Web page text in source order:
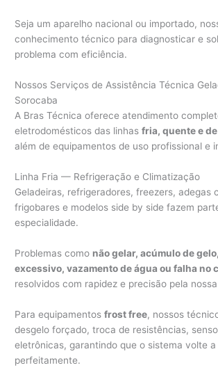
Seja um aparelho nacional ou importado,
conhecimento técnico para diagnosticar e
problema com eficiência.
Nossos Serviços de Assistência Técnica
Sorocaba
A Bras Técnica oferece atendimento
eletrodomésticos das linhasfria, quente e
além de equipamentos de uso profissional e
Linha Fria — Refrigeração e Climatização
Geladeiras, refrigeradores, freezers, adegas
frigobares e modelos side by side fazem
especialidade.
Problemas como não gelar, acúmulo de
excessivo, vazamento de água ou falha no
resolvidos com rapidez e precisão pela
Para equipamentosfrost free, nossos
desgelo forçado, troca de resistências,
eletrônicas, garantindo que o sistema volte
perfeitamente.